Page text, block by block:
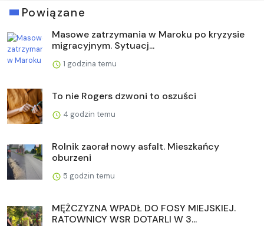
Powiązane
Masowe zatrzymania w Maroku po kryzysie
migracyjnym. Sytuacj...
1 godzina temu
To nie Rogers dzwoni to oszuści
4 godzin temu
Rolnik zaorał nowy asfalt. Mieszkańcy
oburzeni
5 godzin temu
MĘŻCZYZNA WPADŁ DO FOSY MIEJSKIEJ.
RATOWNICY WSR DOTARLI W 3...